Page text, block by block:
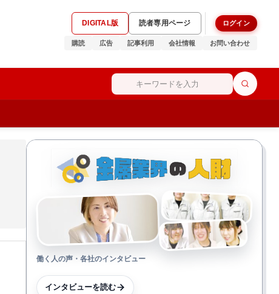
DIGITAL版 読者専用ページ ログイン
購読 広告 記事利用 会社情報 お問い合わせ
働く人の声・各社のインタビュー
インタビューを読む